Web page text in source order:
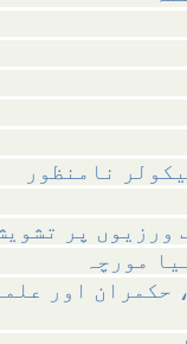
نامنظور
ورزیوں پر
حکمران اور